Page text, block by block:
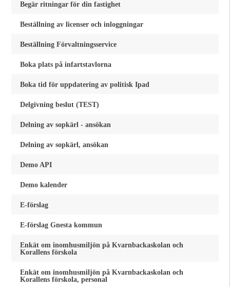
Begär ritningar för din fastighet
Beställning av licenser och inloggningar
Beställning Förvaltningsservice
Boka plats på infartstavlorna
Boka tid för uppdatering av politisk Ipad
Delgivning beslut (TEST)
Delning av sopkärl - ansökan
Delning av sopkärl, ansökan
Demo API
Demo kalender
E-förslag
E-förslag Gnesta kommun
Enkät om inomhusmiljön på Kvarnbackaskolan och
Korallens förskola
Enkät om inomhusmiljön på Kvarnbackaskolan och
Korallens förskola, personal